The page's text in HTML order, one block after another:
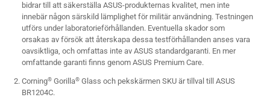
bidrar till att säkerställa ASUS-produkternas kvalitet, men inte
innebär någon särskild lämplighet för militär användning. Testningen
utförs under laboratorieförhållanden. Eventuella skador som
orsakas av försök att återskapa dessa testförhållanden anses vara
oavsiktliga, och omfattas inte av ASUS standardgaranti. En mer
omfattande garanti finns genom ASUS Premium Care.
Corning® Gorilla® Glass och pekskärmen SKU är tillval till ASUS
BR1204C.